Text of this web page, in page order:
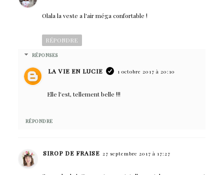
Olala la veste a l'air méga confortable !
RÉPONDRE
RÉPONSES
LA VIE EN LUCIE 1 octobre 2017 à 20:10
Elle l'est, tellement belle !!!
RÉPONDRE
SIROP DE FRAISE 27 septembre 2017 à 17:27